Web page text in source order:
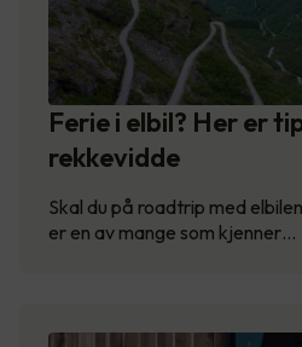
Ferie i elbil? Her er
rekkevidde
Skal du på roadtrip med
er en av mange som kjenner…